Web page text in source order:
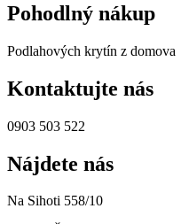
Pohodlný nákup
Podlahových krytín z domova
Kontaktujte nás
0903 503 522
Nájdete nás
Na Sihoti 558/10